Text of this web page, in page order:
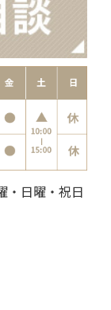
日曜・祝日